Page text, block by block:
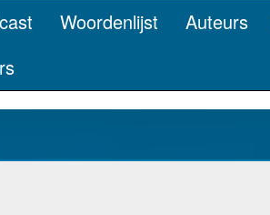
Woordenlijst Auteurs